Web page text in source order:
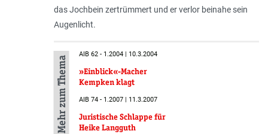
das Jochbein zertrümmert und er verlor beinahe sein
Augenlicht.
Mehr zum Thema
AIB 62 - 1.2004 | 10.3.2004
»Einblick«-Macher
Kempken klagt
AIB 74 - 1.2007 | 11.3.2007
Juristische Schlappe für
Heike Langguth